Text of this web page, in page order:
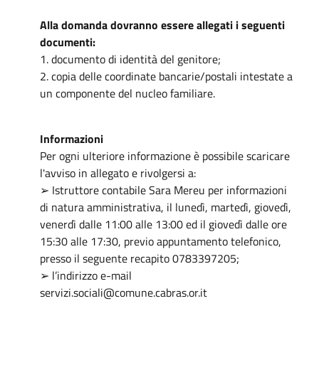
Alla domanda dovranno essere allegati i seguenti
documenti:
1. documento di identità del genitore;
2. copia delle coordinate bancarie/postali intestate a
un componente del nucleo familiare.
Informazioni
Per ogni ulteriore informazione è possibile scaricare
l'avviso in allegato e rivolgersi a:
➢ Istruttore contabile Sara Mereu per informazioni
di natura amministrativa, il lunedì, martedì, giovedì,
venerdì dalle 11:00 alle 13:00 ed il giovedì dalle ore
15:30 alle 17:30, previo appuntamento telefonico,
presso il seguente recapito 0783397205;
➢ l’indirizzo e-mail
servizi.sociali@comune.cabras.or.it